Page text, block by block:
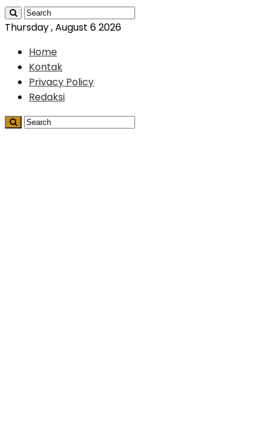
Thursday , August 6 2026
Home
Kontak
Privacy Policy
Redaksi